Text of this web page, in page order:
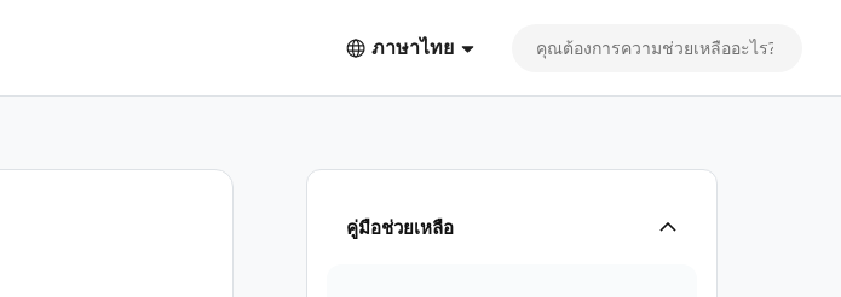
ภาษาไทย
คู่มือช่วยเหลือ